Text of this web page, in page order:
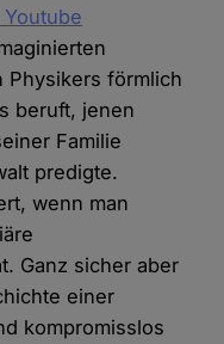
Physikers förmlich
beruft, jenen
Familie
predigte.
wenn man
Ganz sicher aber
einer
kompromisslos